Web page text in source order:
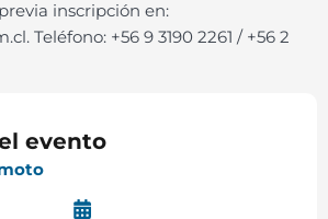
inscripción en:
Teléfono: +56 9 3190 2261 / +56 2
evento